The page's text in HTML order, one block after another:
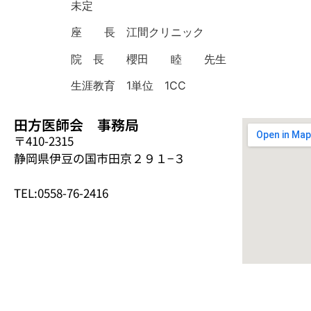
未定
座 長 江間クリニック
院 長 櫻田 睦 先生
生涯教育 1単位 1CC
田方医師会 事務局
〒410-2315
静岡県伊豆の国市田京２９１−３
TEL:0558-76-2416